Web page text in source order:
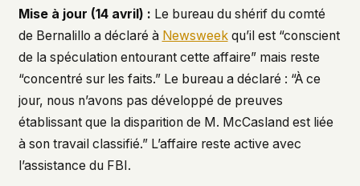
Mise à jour (14 avril) : Le bureau du shérif du comté
de Bernalillo a déclaré à Newsweekqu’il est “conscient
de la spéculation entourant cette affaire” mais reste
“concentré sur les faits.” Le bureau a déclaré : “À ce
jour, nous n’avons pas développé de preuves
établissant que la disparition de M. McCasland est liée
à son travail classifié.” L’affaire reste active avec
l’assistance du FBI.